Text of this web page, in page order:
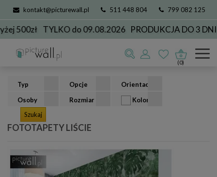
kontakt@picturewall.pl 511 448 804 799 082 125
TYLKO do 09.08.2026 PRODUKCJA DO 3 DNI
(0)
Fototapety
Typ Opcje
Orientacja
Osoby
Rozmiar Kolor
FOTOTAPETY LIŚCIE